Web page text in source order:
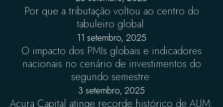
Por que a tributação voltou ao centro do
tabuleiro global
11 setembro, 2025
O impacto dos PMIs globais e indicadores
nacionais no cenário de investimentos do
segundo semestre
3 setembro, 2025
Acura Capital atinge recorde histórico de AUM: